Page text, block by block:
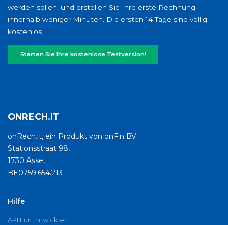
werden sollen, und erstellen Sie Ihre erste Rechnung
innerhalb weniger Minuten. Die ersten 14 Tage sind völlig
kostenlos.
Starten Sie Ihre kostenlose Testversion!
ONRECH.IT
onRech.it, ein Produkt von onFin BV
Stationsstraat 98,
1730 Asse,
BE0759.654.213
Hilfe
API Für Entwickler